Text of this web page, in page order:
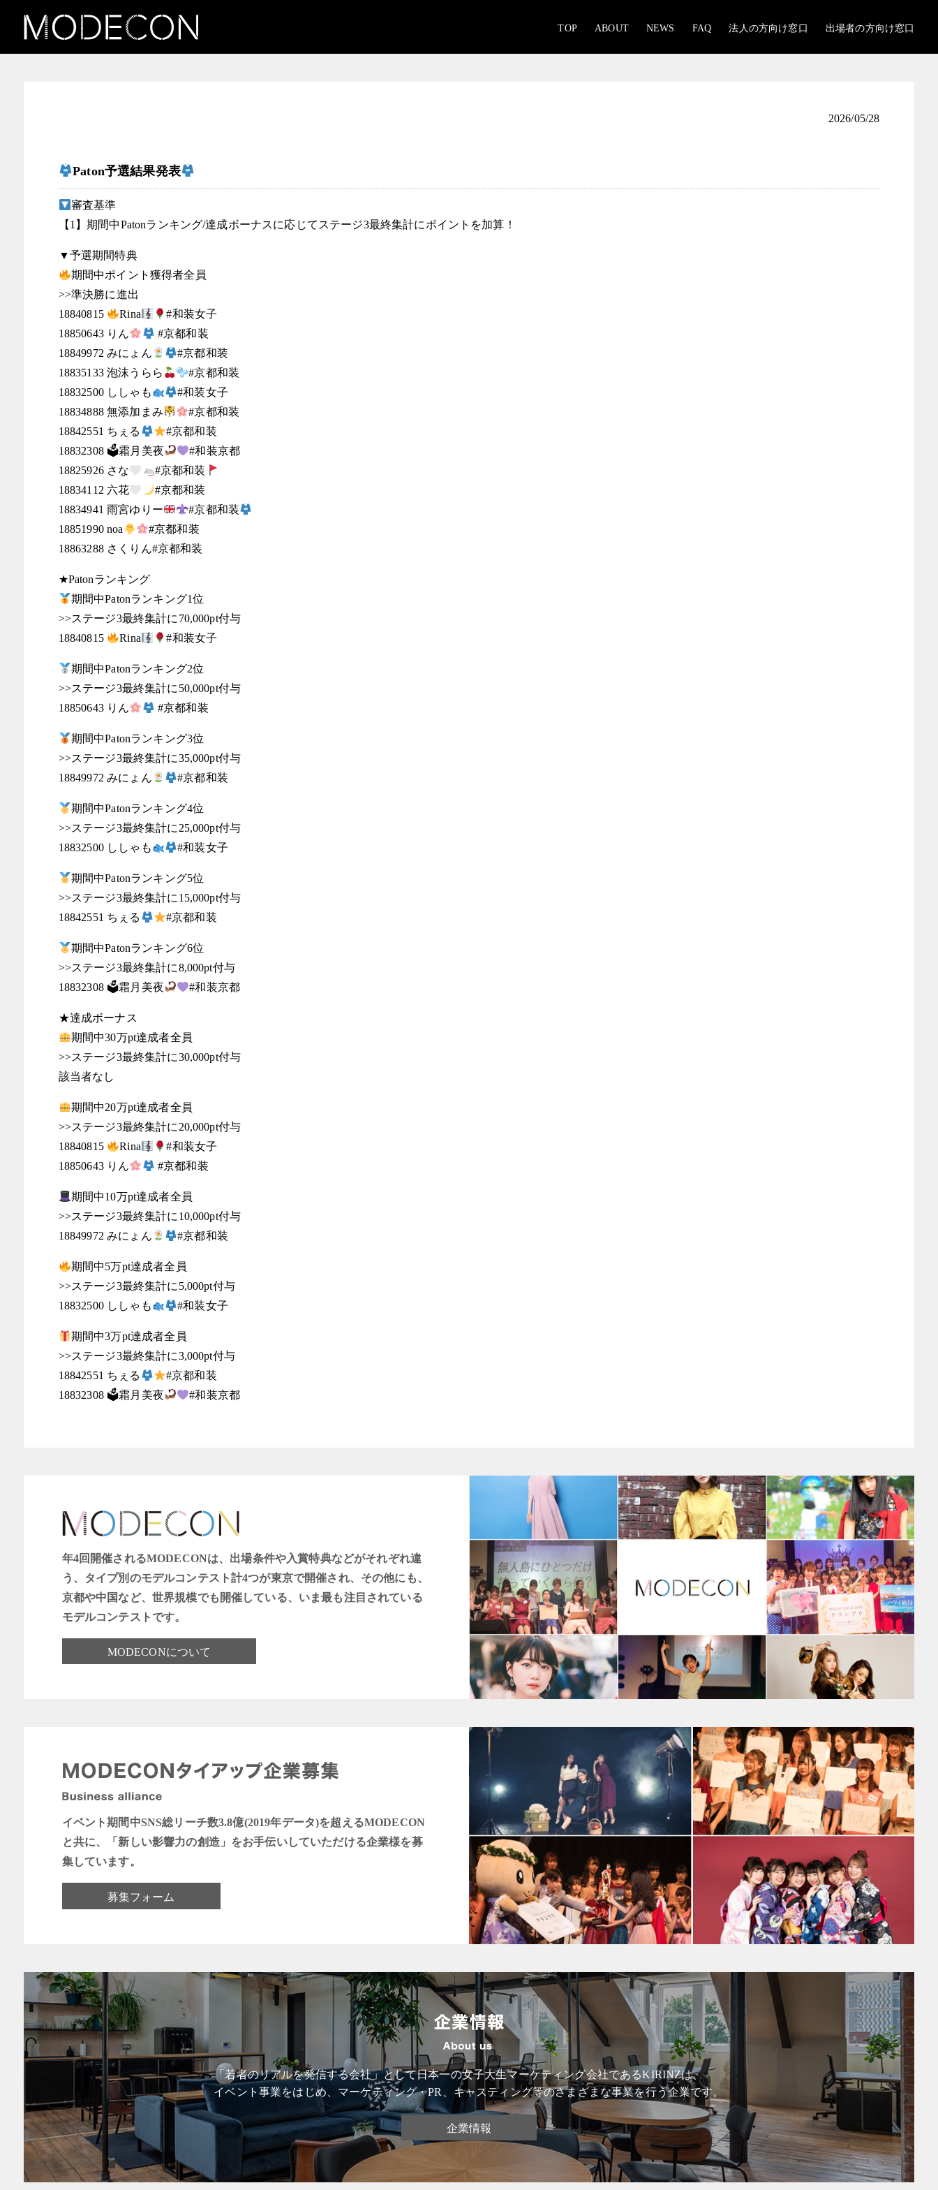
TOP ABOUT NEWS FAQ 法人の方向け窓口 出場者の方向け窓口
2026/05/28
Paton予選結果発表
審査基準
【1】期間中Patonランキング/達成ボーナスに応じてステージ3最終集計にポイントを加算！
▼予選期間特典
期間中ポイント獲得者全員
>>準決勝に進出
18840815
Rina
#和装女子
18850643 りん
#京都和装
18849972 みにょん
#京都和装
18835133 泡沫うらら
#京都和装
18832500 ししゃも
#和装女子
18834888 無添加まみ
#京都和装
18842551 ちぇる
#京都和装
18832308 🗳霜月美夜
#和装京都
18825926 さな
#京都和装
18834112 六花
#京都和装
18834941 雨宮ゆりー
#京都和装
18851990 noa
#京都和装
18863288 さくりん#京都和装
★Patonランキング
期間中Patonランキング1位
>>ステージ3最終集計に70,000pt付与
18840815
Rina #和装女子
期間中Patonランキング2位
>>ステージ3最終集計に50,000pt付与
18850643 りん
#京都和装
期間中Patonランキング3位
>>ステージ3最終集計に35,000pt付与
18849972 みにょん
#京都和装
期間中Patonランキング4位
>>ステージ3最終集計に25,000pt付与
18832500 ししゃも
#和装女子
期間中Patonランキング5位
>>ステージ3最終集計に15,000pt付与
18842551 ちぇる
#京都和装
期間中Patonランキング6位
>>ステージ3最終集計に8,000pt付与
18832308 🗳霜月美夜
#和装京都
★達成ボーナス
期間中30万pt達成者全員
>>ステージ3最終集計に30,000pt付与
該当者なし
期間中20万pt達成者全員
>>ステージ3最終集計に20,000pt付与
18840815
Rina
#和装女子
18850643 りん
#京都和装
期間中10万pt達成者全員
>>ステージ3最終集計に10,000pt付与
18849972 みにょん
#京都和装
期間中5万pt達成者全員
>>ステージ3最終集計に5,000pt付与
18832500 ししゃも
#和装女子
期間中3万pt達成者全員
>>ステージ3最終集計に3,000pt付与
18842551 ちぇる
#京都和装
18832308 🗳霜月美夜
#和装京都
年4回開催されるMODECONは、出場条件や入賞特典などがそれぞれ違
う、タイプ別のモデルコンテスト計4つが東京で開催され、その他にも、
京都や中国など、世界規模でも開催している、いま最も注目されている
モデルコンテストです。
MODECONについて
イベント期間中SNS総リーチ数3.8億(2019年データ)を超えるMODECON
と共に、「新しい影響力の創造」をお手伝いしていただける企業様を募
集しています。
募集フォーム
「若者のリアルを発信する会社」として日本一の女子大生マーケティング会社であるKIRINZは、
イベント事業をはじめ、マーケティング・PR、キャスティング等のさまざまな事業を行う企業です。
企業情報